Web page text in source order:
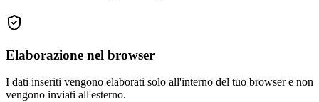
Elaborazione nel browser
I dati inseriti vengono elaborati solo all'interno del tuo browser e non
vengono inviati all'esterno.